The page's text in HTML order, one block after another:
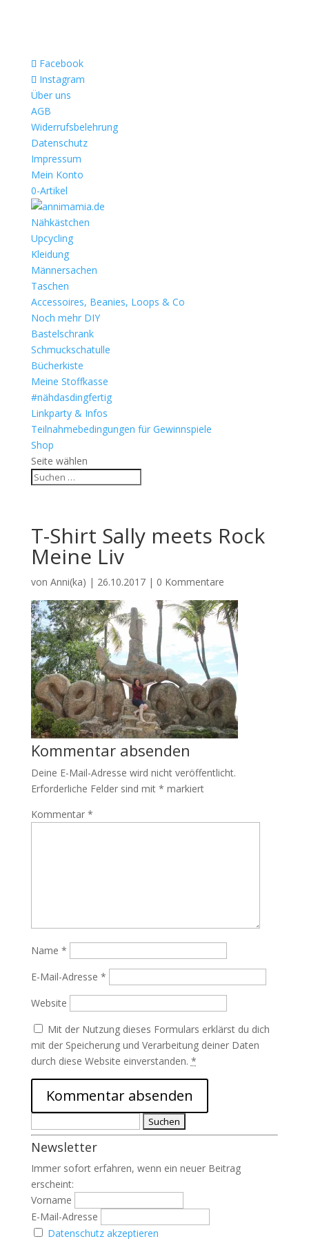
Facebook
Instagram
Über uns
AGB
Widerrufsbelehrung
Datenschutz
Impressum
Mein Konto
0-Artikel
Nähkästchen
Upcycling
Kleidung
Männersachen
Taschen
Accessoires, Beanies, Loops & Co
Noch mehr DIY
Bastelschrank
Schmuckschatulle
Bücherkiste
Meine Stoffkasse
#nähdasdingfertig
Linkparty & Infos
Teilnahmebedingungen für Gewinnspiele
Shop
Seite wählen
T-Shirt Sally meets Rock
Meine Liv
von Anni(ka) | 26.10.2017| 0 Kommentare
Kommentar absenden
Deine E-Mail-Adresse wird nicht veröffentlicht.
Erforderliche Felder sind mit * markiert
Kommentar *
Name *
E-Mail-Adresse *
Website
Mit der Nutzung dieses Formulars erklärst du dich
mit der Speicherung und Verarbeitung deiner Daten
durch diese Website einverstanden. *
nach:
Newsletter
Immer sofort erfahren, wenn ein neuer Beitrag
erscheint:
Vorname
E-Mail-Adresse
Datenschutz akzeptieren